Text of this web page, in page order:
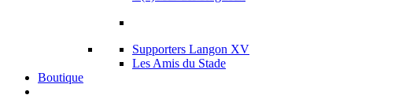
Supporters Langon XV
Les Amis du Stade
Boutique